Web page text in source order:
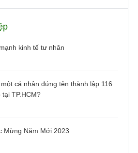
kinh tế tư nhân
cá nhân đứng tên thành lập 116
TP.HCM?
Mừng Năm Mới 2023